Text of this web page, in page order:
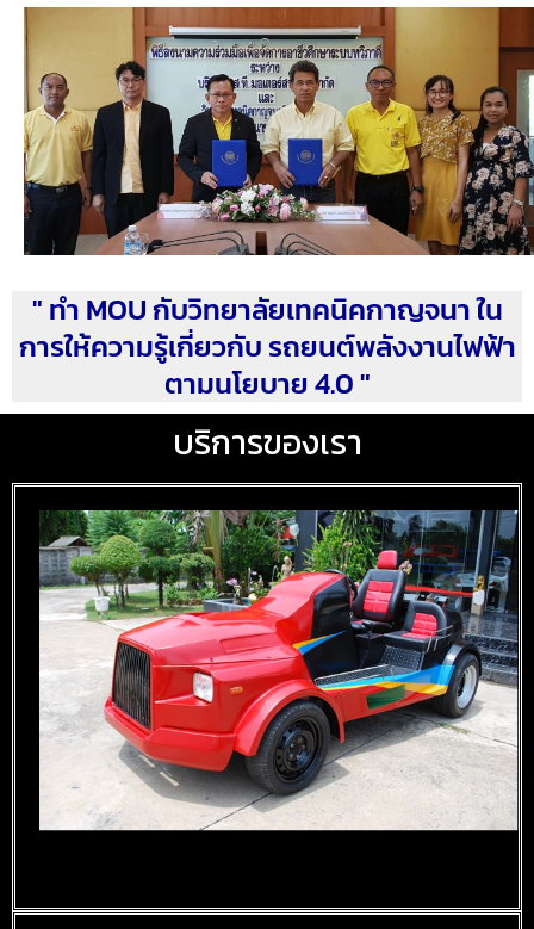
" ทำ MOU กับวิทยาลัยเทคนิคกาญจนา ใน
การให้ความรู้เกี่ยวกับ รถยนต์พลังงานไฟฟ้า
ตามนโยบาย 4.0 "
บริการของเรา